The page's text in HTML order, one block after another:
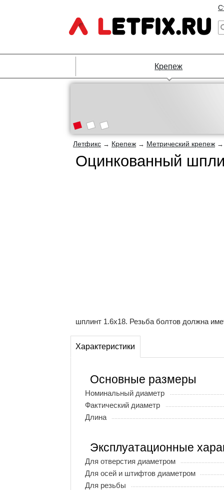
Крепеж
Летфикс → Крепеж → Метрический крепеж
Оцинкованный
шплинт 1.6х18. Резьба болтов должна
Характеристики
Основные размеры
Номинальный диаметр
Фактический диаметр
Длина
Эксплуатационные
Для отверстия диаметром
Для осей и штифтов диаметром
Для резьбы